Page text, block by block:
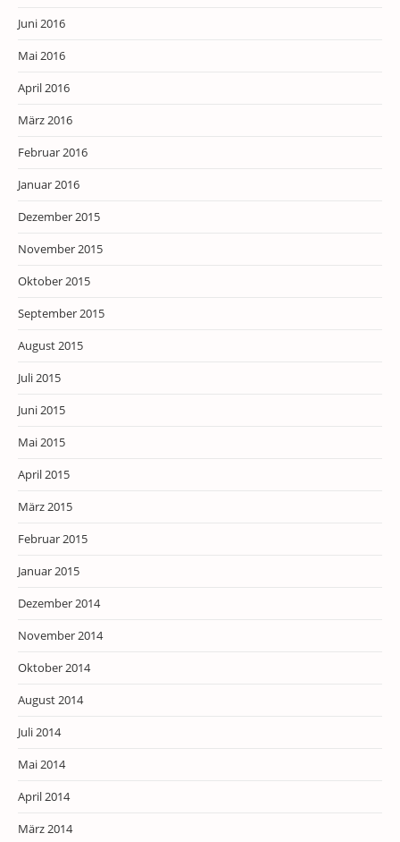
Juni 2016
Mai 2016
April 2016
März 2016
Februar 2016
Januar 2016
Dezember 2015
November 2015
Oktober 2015
September 2015
August 2015
Juli 2015
Juni 2015
Mai 2015
April 2015
März 2015
Februar 2015
Januar 2015
Dezember 2014
November 2014
Oktober 2014
August 2014
Juli 2014
Mai 2014
April 2014
März 2014